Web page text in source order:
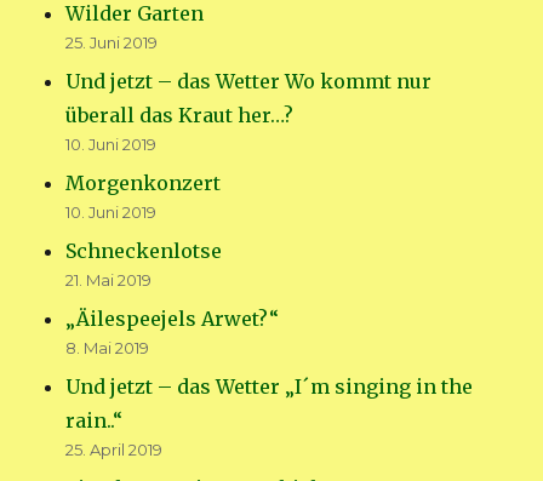
Wilder Garten
25. Juni 2019
Und jetzt – das Wetter Wo kommt nur
überall das Kraut her…?
10. Juni 2019
Morgenkonzert
10. Juni 2019
Schneckenlotse
21. Mai 2019
„Äilespeejels Arwet?“
8. Mai 2019
Und jetzt – das Wetter „I´m singing in the
rain..“
25. April 2019